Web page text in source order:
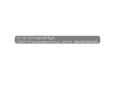
erid: 2Vtzqw9ifgE
ООО "Стройавтоспец", ИНН: 3849090465